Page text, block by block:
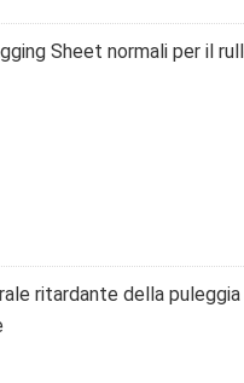
Sheet normali per il
ritardante della